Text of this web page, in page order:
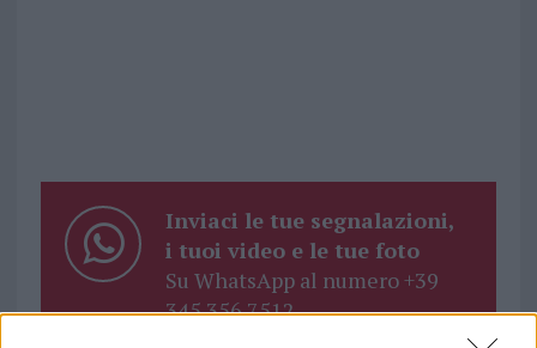
Inviaci le tue segnalazioni,
i tuoi video e le tue foto
Su WhatsApp al numero +39
345 356 7512